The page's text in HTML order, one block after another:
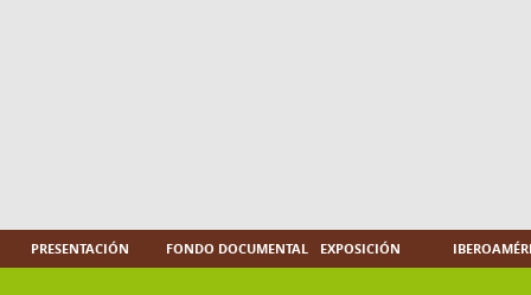
PRESENTACIÓN FONDO DOCUMENTAL EXPOSICIÓN